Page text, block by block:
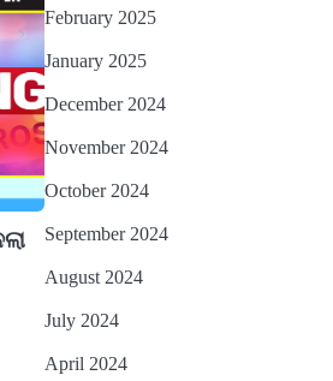
February 2025
January 2025
December 2024
November 2024
October 2024
September 2024
August 2024
July 2024
April 2024